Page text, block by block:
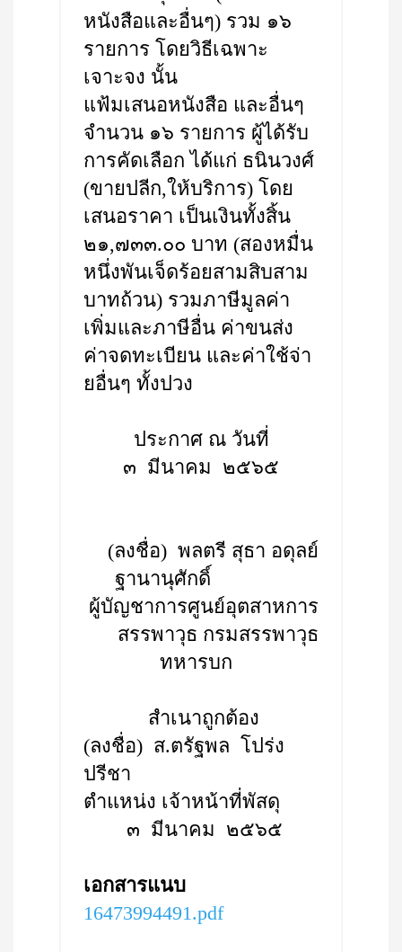
หนังสือและอื่นๆ) รวม ๑๖
รายการ โดยวิธีเฉพาะ
เจาะจง นั้น
แฟ้มเสนอหนังสือ และอื่นๆ
จำนวน ๑๖ รายการ ผู้ได้รับ
การคัดเลือก ได้แก่ ธนินวงศ์
(ขายปลีก,ให้บริการ) โดย
เสนอราคา เป็นเงินทั้งสิ้น
๒๑,๗๓๓.๐๐ บาท (สองหมื่น
หนึ่งพันเจ็ดร้อยสามสิบสาม
บาทถ้วน) รวมภาษีมูลค่า
เพิ่มและภาษีอื่น ค่าขนส่ง
ค่าจดทะเบียน และค่าใช้จ่า
ยอื่นๆ ทั้งปวง
ประกาศ ณ วันที่
๓ มีนาคม ๒๕๖๕
(ลงชื่อ) พลตรี สุธา อดุลย์
ฐานานุศักดิ์
ผู้บัญชาการศูนย์อุตสาหการ
สรรพาวุธ กรมสรรพาวุธ
ทหารบก
สำเนาถูกต้อง
(ลงชื่อ) ส.ตรัฐพล โปร่ง
ปรีชา
ตำแหน่ง เจ้าหน้าที่พัสดุ
๓ มีนาคม ๒๕๖๕
เอกสารแนบ
16473994491.pdf